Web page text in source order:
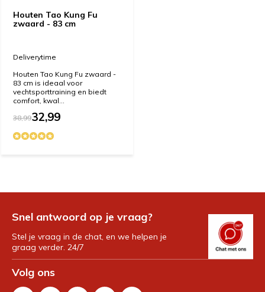
Houten Tao Kung Fu
zwaard - 83 cm
Deliverytime
Houten Tao Kung Fu zwaard -
83 cm is ideaal voor
vechtsporttraining en biedt
comfort, kwal...
38,9932,99
Snel antwoord op je vraag?
Stel je vraag in de chat, en we helpen je
graag verder. 24/7
Volg ons